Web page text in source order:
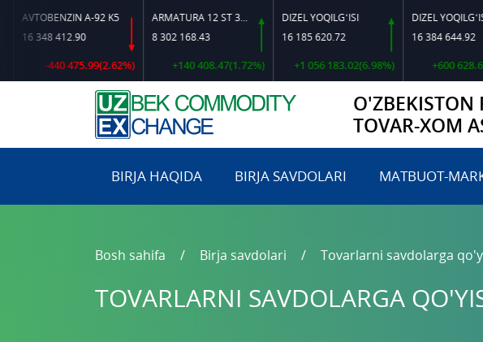
A-92 K5
ARMATURA 12 ST 35 GS O‘LCHAMLI
8 302 168.43
+140 408.47(1.72%)
DIZEL YOQILG‘ISI
+1 056 183.02(6.98%)
DIZEL YOQILG‘ISI 0,5-40
16 384 644.92
+600 628.64(3.81%)
O'ZBEKISTON
TOVAR-XOM
BIRJA HAQIDA BIRJA SAVDOLARI MATBUOT-
Bosh sahifa Birja savdolari Tovarlarni savdolarga
TOVARLARNI SAVDOLARGA